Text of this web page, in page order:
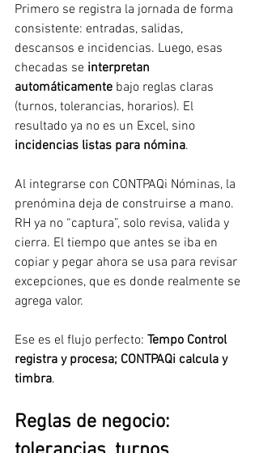
Primero se registra la jornada de forma
consistente: entradas, salidas,
descansos e incidencias. Luego, esas
checadas se interpretan
automáticamente bajo reglas claras
(turnos, tolerancias, horarios). El
resultado ya no es un Excel, sino
incidencias listas para nómina.
Al integrarse con CONTPAQi Nóminas, la
prenómina deja de construirse a mano.
RH ya no “captura”, solo revisa, valida y
cierra. El tiempo que antes se iba en
copiar y pegar ahora se usa para revisar
excepciones, que es donde realmente se
agrega valor.
Ese es el flujo perfecto: Tempo Control
registra y procesa; CONTPAQi calcula y
timbra.
Reglas de negocio: